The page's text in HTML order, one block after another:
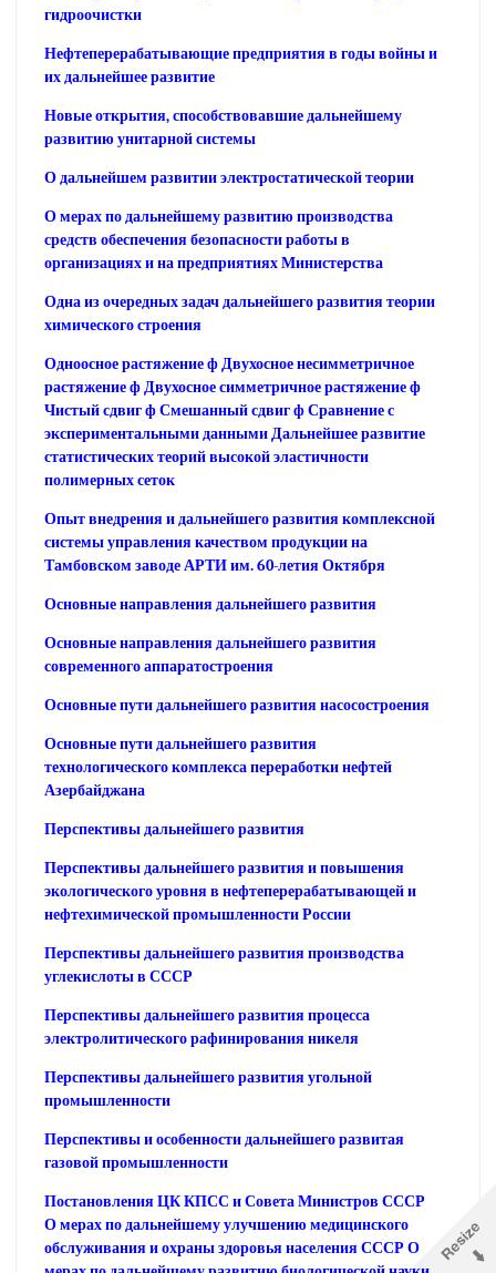
гидроочистки
Нефтеперерабатывающие предприятия в годы войны и
их дальнейшее развитие
Новые открытия, способствовавшие дальнейшему
развитию унитарной системы
О дальнейшем развитии электростатической теории
О мерах по дальнейшему развитию производства
средств обеспечения безопасности работы в
организациях и на предприятиях Министерства
Одна из очередных задач дальнейшего развития теории
химического строения
Одноосное растяжение ф Двухосное несимметричное
растяжение ф Двухосное симметричное растяжение ф
Чистый сдвиг ф Смешанный сдвиг ф Сравнение с
экспериментальными данными Дальнейшее развитие
статистических теорий высокой эластичности
полимерных сеток
Опыт внедрения и дальнейшего развития комплексной
системы управления качеством продукции на
Тамбовском заводе АРТИ им. 60-летия Октября
Основные направления дальнейшего развития
Основные направления дальнейшего развития
современного аппаратостроения
Основные пути дальнейшего развития насосостроения
Основные пути дальнейшего развития
технологического комплекса переработки нефтей
Азербайджана
Перспективы дальнейшего развития
Перспективы дальнейшего развития и повышения
экологического уровня в нефтеперерабатывающей и
нефтехимической промышленности России
Перспективы дальнейшего развития производства
углекислоты в СССР
Перспективы дальнейшего развития процесса
электролитического рафинирования никеля
Перспективы дальнейшего развития угольной
промышленности
Перспективы и особенности дальнейшего развитая
газовой промышленности
Постановления ЦК КПСС и Совета Министров СССР
О мерах по дальнейшему улучшению медицинского
обслуживания и охраны здоровья населения СССР О